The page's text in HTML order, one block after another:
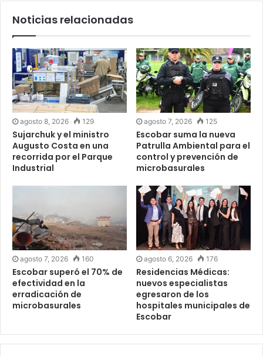
Noticias relacionadas
agosto 8, 2026 129
Sujarchuk y el ministro
Augusto Costa en una
recorrida por el Parque
Industrial
agosto 7, 2026 125
Escobar suma la nueva
Patrulla Ambiental para el
control y prevención de
microbasurales
agosto 7, 2026 160
Escobar superó el 70% de
efectividad en la
erradicación de
microbasurales
agosto 6, 2026 176
Residencias Médicas:
nuevos especialistas
egresaron de los
hospitales municipales de
Escobar